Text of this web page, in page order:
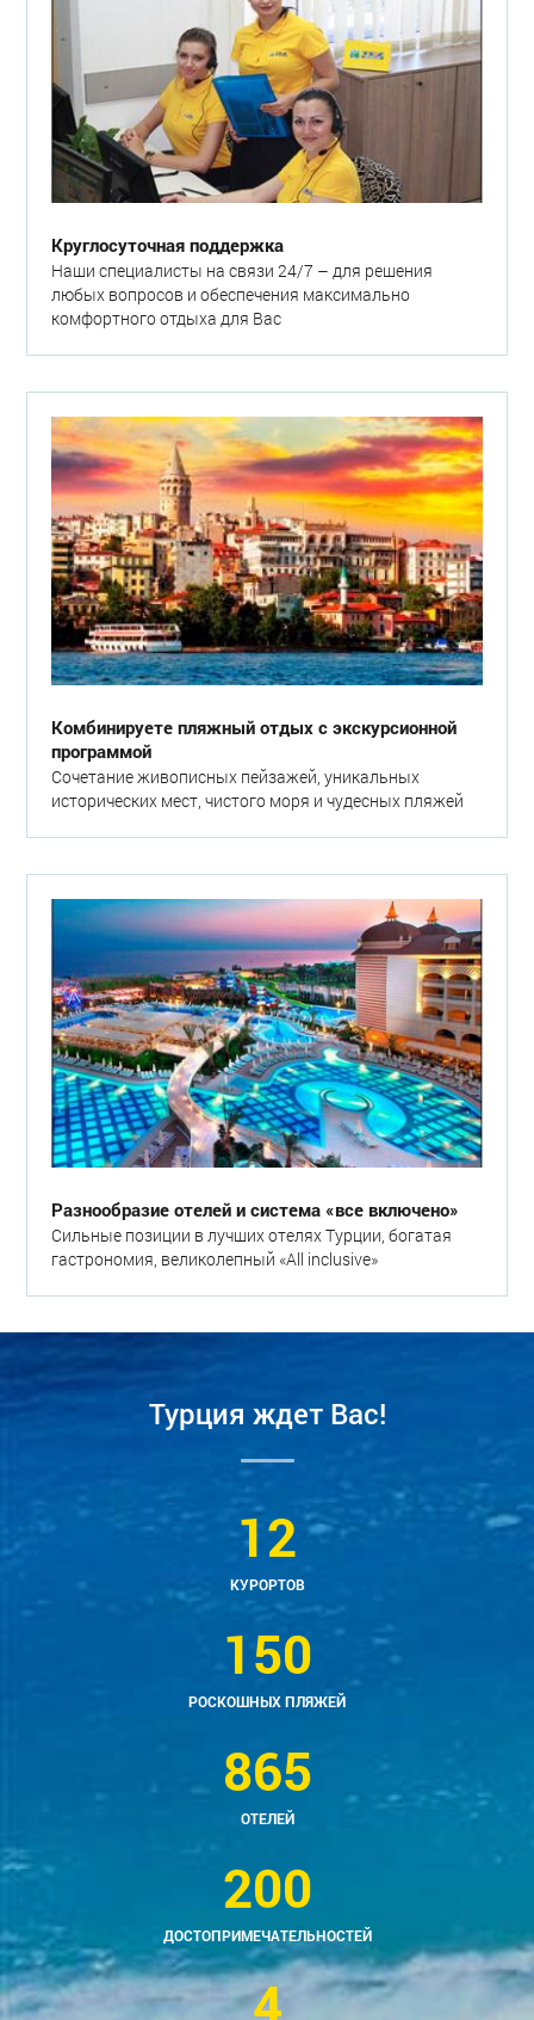
Круглосуточная поддержка
Наши специалисты на связи 24/7 – для решения
любых вопросов и обеспечения максимально
комфортного отдыха для Вас
Комбинируете пляжный отдых с экскурсионной
программой
Сочетание живописных пейзажей, уникальных
исторических мест, чистого моря и чудесных пляжей
Разнообразие отелей и система «все включено»
Сильные позиции в лучших отелях Турции, богатая
гастрономия, великолепный «All inclusive»
Турция ждет Вас!
12
КУРОРТОВ
150
РОСКОШНЫХ ПЛЯЖЕЙ
865
ОТЕЛЕЙ
200
ДОСТОПРИМЕЧАТЕЛЬНОСТЕЙ
4